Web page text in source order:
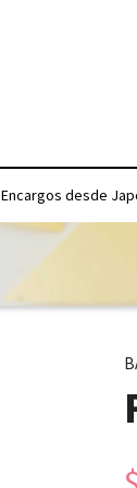
Encargos desde